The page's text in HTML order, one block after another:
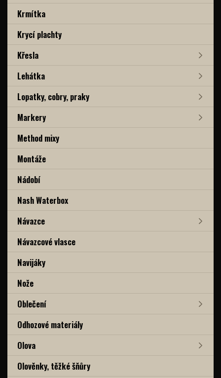
Krmítka
Krycí plachty
Křesla
Lehátka
Lopatky, cobry, praky
Markery
Method mixy
Montáže
Nádobí
Nash Waterbox
Návazce
Návazcové vlasce
Navijáky
Nože
Oblečení
Odhozové materiály
Olova
Olověnky, těžké šňůry